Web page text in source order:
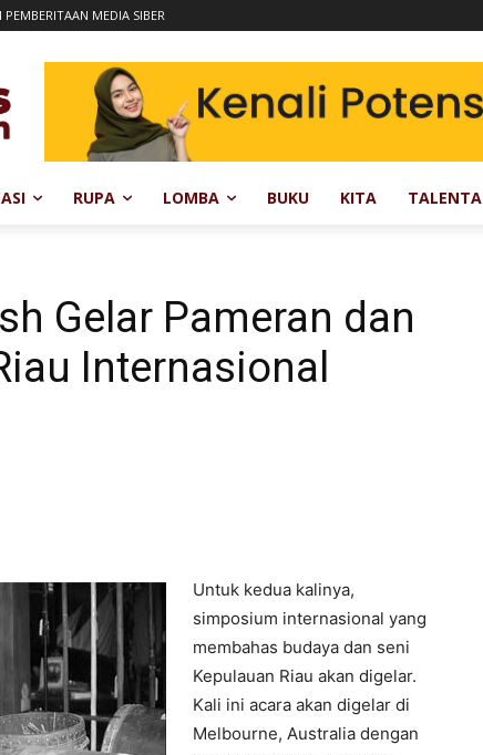
PEMBERITAAN MEDIA SIBER
RUPA LOMBA BUKU KITA TALENTA
Gelar Pameran dan
Internasional
Untuk kedua kalinya,
simposium internasional yang
membahas budaya dan seni
Kepulauan Riau akan digelar.
Kali ini acara akan digelar di
Melbourne, Australia dengan